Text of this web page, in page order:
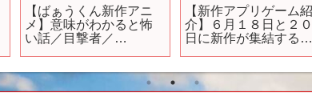
【ばぁうくん新作アニ
メ】意味がわかると怖
い話／目撃者／
【新作アプリゲーム紹
介】６月１８日と２０
日に新作が集結する大